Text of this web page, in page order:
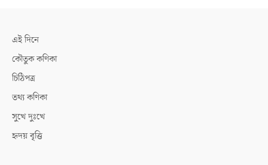
এই দিনে
কৌতুক কণিকা
চিঠিপত্র
তথ্য কণিকা
সুখে দুঃখে
হৃদয় বৃত্তি